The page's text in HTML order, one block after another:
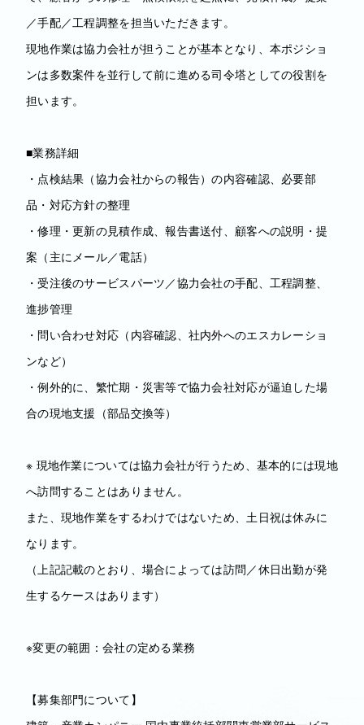
／手配／工程調整を担当いただきます。
現地作業は協力会社が担うことが基本となり、本ポジショ
ンは多数案件を並行して前に進める司令塔としての役割を
担います。
■業務詳細
・点検結果（協力会社からの報告）の内容確認、必要部
品・対応方針の整理
・修理・更新の見積作成、報告書送付、顧客への説明・提
案（主にメール／電話）
・受注後のサービスパーツ／協力会社の手配、工程調整、
進捗管理
・問い合わせ対応（内容確認、社内外へのエスカレーショ
ンなど）
・例外的に、繁忙期・災害等で協力会社対応が逼迫した場
合の現地支援（部品交換等）
※ 現地作業については協力会社が行うため、基本的には現地
へ訪問することはありません。
また、現地作業をするわけではないため、土日祝は休みに
なります。
（上記記載のとおり、場合によっては訪問／休日出勤が発
生するケースはあります）
※変更の範囲：会社の定める業務
【募集部門について】